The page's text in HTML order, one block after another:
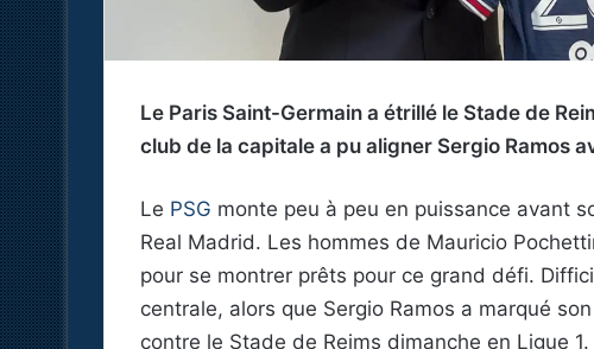
Le Paris Saint-Germain a étrillé le Stade de
club de la capitale a pu aligner Sergio Ramos
Le PSG monte peu à peu en puissance avant
Real Madrid. Les hommes de Mauricio
pour se montrer prêts pour ce grand défi.
centrale, alors que Sergio Ramos a marqué
contre le Stade de Reims dimanche en Ligue